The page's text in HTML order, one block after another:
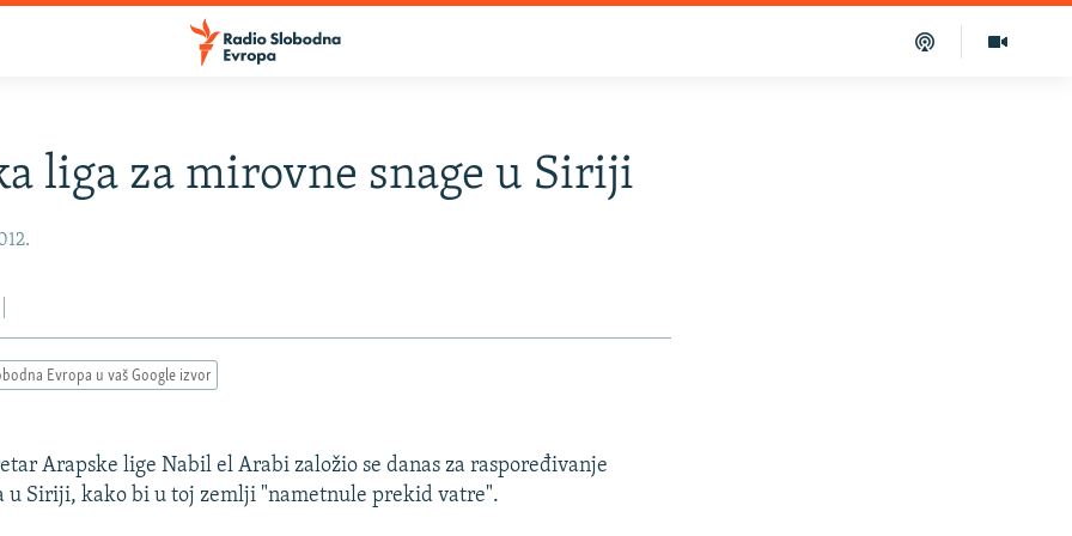
liga za mirovne snage u Siriji
Evropa u vaš Google izvor
Arapske lige Nabil el Arabi založio se danas za raspoređivanje
u Siriji, kako bi u toj zemlji "nametnule prekid vatre".